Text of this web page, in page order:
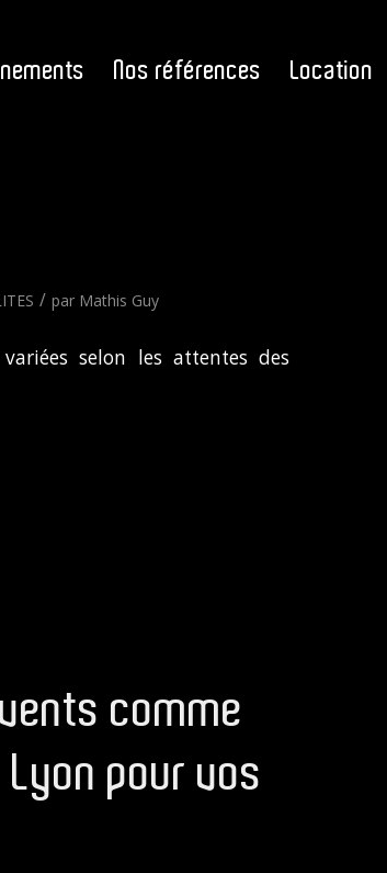
Nos références Location
/ par Mathis Guy
selon les attentes des
comme
pour vos